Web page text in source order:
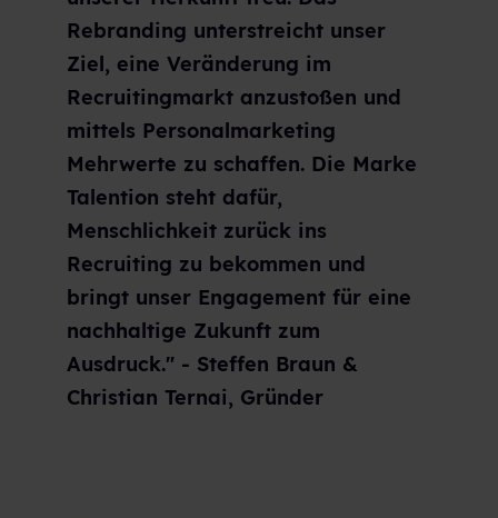
Rebranding unterstreicht unser
Ziel, eine Veränderung im
Recruitingmarkt anzustoßen und
mittels Personalmarketing
Mehrwerte zu schaffen. Die Marke
Talention steht dafür,
Menschlichkeit zurück ins
Recruiting zu bekommen und
bringt unser Engagement für eine
nachhaltige Zukunft zum
Ausdruck." - Steffen Braun &
Christian Ternai, Gründer